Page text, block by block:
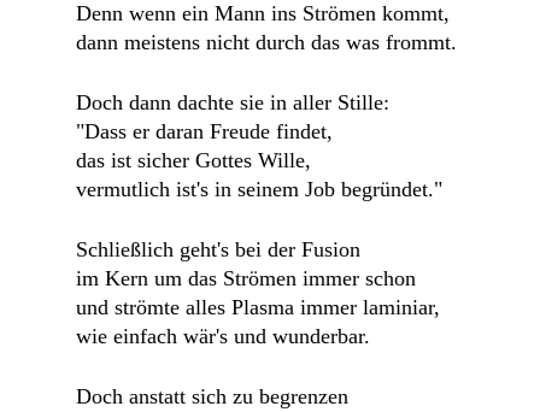
Denn wenn ein Mann ins Strömen kommt,
dann meistens nicht durch das was frommt.
Doch dann dachte sie in aller Stille:
"Dass er daran Freude findet,
das ist sicher Gottes Wille,
vermutlich ist's in seinem Job begründet."
Schließlich geht's bei der Fusion
im Kern um das Strömen immer schon
und strömte alles Plasma immer laminiar,
wie einfach wär's und wunderbar.
Doch anstatt sich zu begrenzen